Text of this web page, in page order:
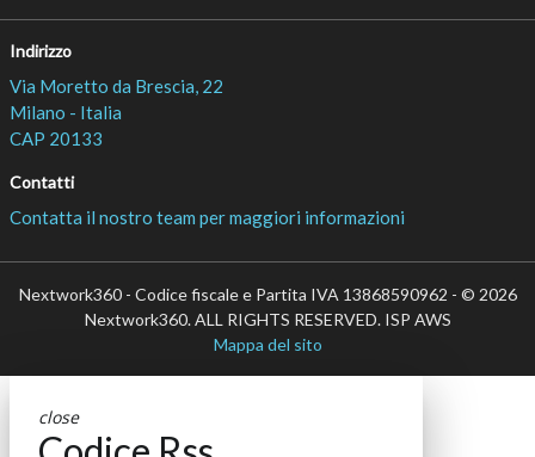
Indirizzo
Via Moretto da Brescia, 22
Milano - Italia
CAP 20133
Contatti
Contatta il nostro team per maggiori informazioni
Nextwork360 - Codice fiscale e Partita IVA 13868590962 - © 2026
Nextwork360. ALL RIGHTS RESERVED. ISP AWS
Mappa del sito
close